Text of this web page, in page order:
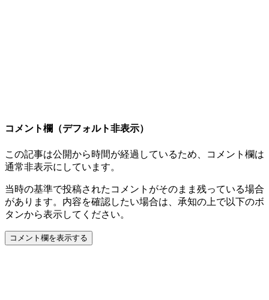
コメント欄（デフォルト非表示）
この記事は公開から時間が経過しているため、コメント欄は
通常非表示にしています。
当時の基準で投稿されたコメントがそのまま残っている場合
があります。内容を確認したい場合は、承知の上で以下のボ
タンから表示してください。
コメント欄を表示する